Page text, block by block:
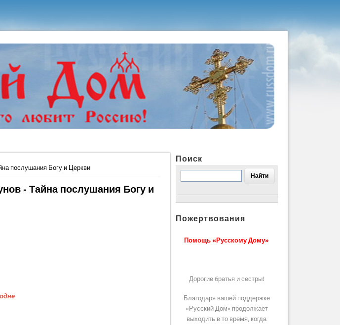
послушания Богу и Церкви
- Тайна послушания Богу и
Поиск
Пожертвования
Помощь «Русскому Дому»
Дорогие братья и сестры!
Благодаря вашей поддержке
«Русский Дом» продолжает
выходить в то время, когда